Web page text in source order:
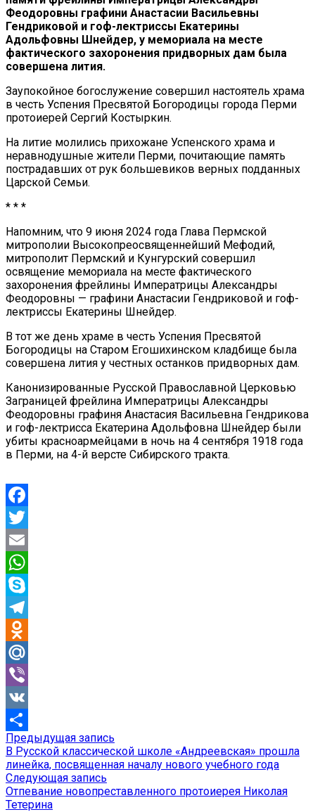
Феодоровны графини Анастасии Васильевны
Гендриковой и гоф-лектриссы Екатерины
Адольфовны Шнейдер, у мемориала на месте
фактического захоронения придворных дам была
совершена лития.
Заупокойное богослужение совершил настоятель храма
в честь Успения Пресвятой Богородицы города Перми
протоиерей Сергий Костыркин.
На литие молились прихожане Успенского храма и
неравнодушные жители Перми, почитающие память
пострадавших от рук большевиков верных подданных
Царской Семьи.
* * *
Напомним, что 9 июня 2024 года Глава Пермской
митрополии Высокопреосвященнейший Мефодий,
митрополит Пермский и Кунгурский совершил
освящение мемориала на месте фактического
захоронения фрейлины Императрицы Александры
Феодоровны — графини Анастасии Гендриковой и гоф-
лектриссы Екатерины Шнейдер.
В тот же день храме в честь Успения Пресвятой
Богородицы на Старом Егошихинском кладбище была
совершена лития у честных останков придворных дам.
Канонизированные Русской Православной Церковью
Заграницей фрейлина Императрицы Александры
Феодоровны графиня Анастасия Васильевна Гендрикова
и гоф-лектрисса Екатерина Адольфовна Шнейдер были
убиты красноармейцами в ночь на 4 сентября 1918 года
в Перми, на 4-й версте Сибирского тракта.
Facebook
Twitter
Email
WhatsApp
Skype
Telegram
Odnoklassniki
Mail.Ru
Viber
VK
Отправить
Навигация
по
записям
Предыдущая запись
запись:
В Русской классической школе «Андреевская» прошла
линейка, посвященная началу нового учебного года
Следующая запись
запись:
Отпевание новопреставленного протоиерея Николая
Тетерина